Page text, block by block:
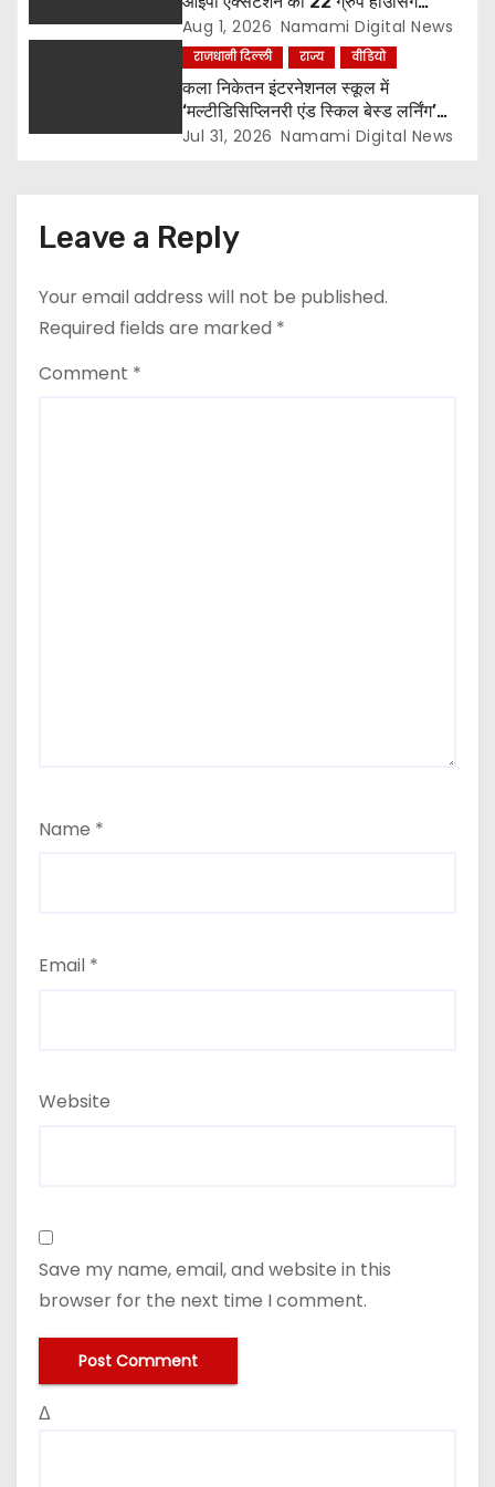
सोसायटियों के बीच पर्यावरण संरक्षण एवं
पौधारोपण प्रतियोगिता, संयोजक लायन सुरेश
बिंदल की अहम भूमिका
Aug 1, 2026 Namami Digital News
राजधानी दिल्ली राज्य वीडियो
कला निकेतन इंटरनेशनल स्कूल में
‘मल्टीडिसिप्लिनरी एंड स्किल बेस्ड लर्निंग’
विषय पर शिक्षक सेमिनार आयोजित, टॉप-5
Jul 31, 2026 Namami Digital News
Leave a Reply
Your email address will not be published.
Required fields are marked *
Comment *
Name *
Email *
Website
Save my name, email, and website in this
browser for the next time I comment.
Δ